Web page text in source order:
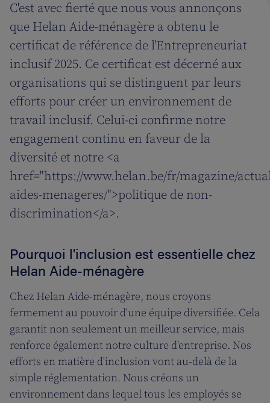
C'est avec fierté que nous vous annonçons
que Helan Aide-ménagère a obtenu le
certificat de référence de l'Entrepreneuriat
inclusif 2025. Ce certificat est décerné aux
organisations qui se distinguent par leurs
efforts pour créer un environnement de
travail inclusif. Celui-ci confirme notre
engagement continu en faveur de la
diversité et notre <a
href="https://www.helan.be/fr/magazine/
aides-menageres/">politique de non-
discrimination</a>.
Pourquoi l'inclusion est essentielle chez
Helan Aide-ménagère
Chez Helan Aide-ménagère, nous croyons
fermement au pouvoir d'une équipe diversifiée. Cela
garantit non seulement un meilleur service, mais
renforce également notre culture d'entreprise. Nos
efforts en matière d'inclusion vont au-delà de la
simple réglementation. Nous créons un
environnement dans lequel tous les employés se